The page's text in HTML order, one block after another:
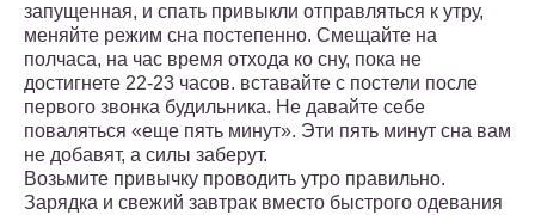
запущенная, и спать привыкли отправляться к утру,
меняйте режим сна постепенно. Смещайте на
полчаса, на час время отхода ко сну, пока не
достигнете 22-23 часов. вставайте с постели после
первого звонка будильника. Не давайте себе
поваляться «еще пять минут». Эти пять минут сна вам
не добавят, а силы заберут.
Возьмите привычку проводить утро правильно.
Зарядка и свежий завтрак вместо быстрого одевания